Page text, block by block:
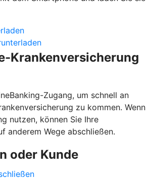
Krankenversicherung
Zugang, um schnell an
zu kommen. Wenn
nutzen, können Sie Ihre
anderem Wege abschließen.
oder Kunde